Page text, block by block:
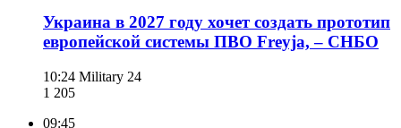
Украина в 2027 году хочет создать прототип
европейской системы ПВО Freyja, – СНБО
10:24 Military 24
1 205
09:45